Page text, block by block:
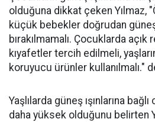
olduğuna dikkat çeken Yılmaz,
küçük bebekler doğrudan güneş
bırakılmamalı. Çocuklarda
kıyafetler tercih edilmeli,
koruyucu ürünler kullanılmalı."
Yaşlılarda güneş ışınlarına
daha yüksek olduğunu belirten